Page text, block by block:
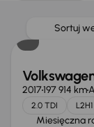
Sortuj
2017197 914 km
2.0 TDI L2H1
Miesięczna